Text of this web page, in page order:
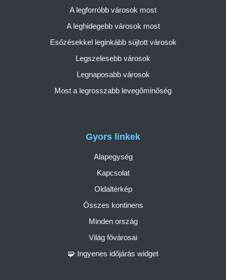
Gyors linkek
Alapegység
Kapcsolat
Oldaltérkép
Összes kontinens
Minden ország
Világ fővárosai
🧩 Ingyenes időjárás widget
A legforróbb városok most
A leghidegebb városok most
Esőzésekkel leginkább sújtott városok
Legszelesebb városok
Legnaposabb városok
Most a legrosszabb levegőminőség